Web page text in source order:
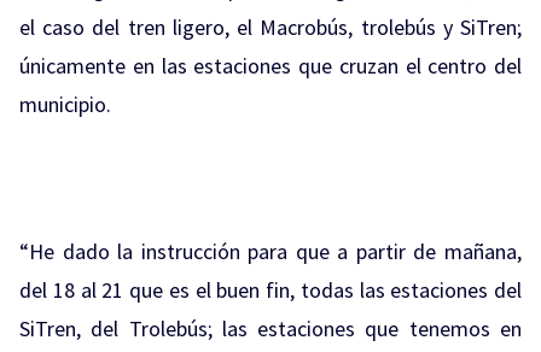
el caso del tren ligero, el Macrobús, trolebús y SiTren;
únicamente en las estaciones que cruzan el centro del
municipio.
“He dado la instrucción para que a partir de mañana,
del 18 al 21 que es el buen fin, todas las estaciones del
SiTren, del Trolebús; las estaciones que tenemos en